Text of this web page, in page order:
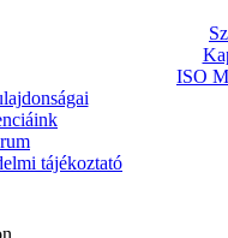
ISO
tájékoztató